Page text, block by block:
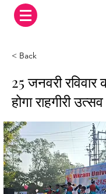
< Back
25 जनवरी
होगा राहगीरी उत्सव